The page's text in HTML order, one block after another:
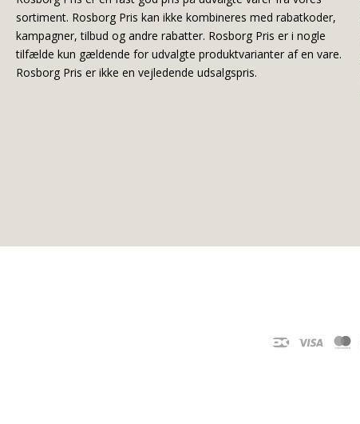
sortiment. Rosborg Pris kan ikke kombineres med rabatkoder,
kampagner, tilbud og andre rabatter. Rosborg Pris er i nogle
tilfælde kun gældende for udvalgte produktvarianter af en vare.
Rosborg Pris er ikke en vejledende udsalgspris.